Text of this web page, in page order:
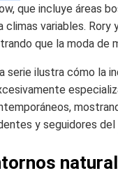
que incluye áreas
variables. Rory
que la moda de
serie ilustra cómo la
y seguidores del